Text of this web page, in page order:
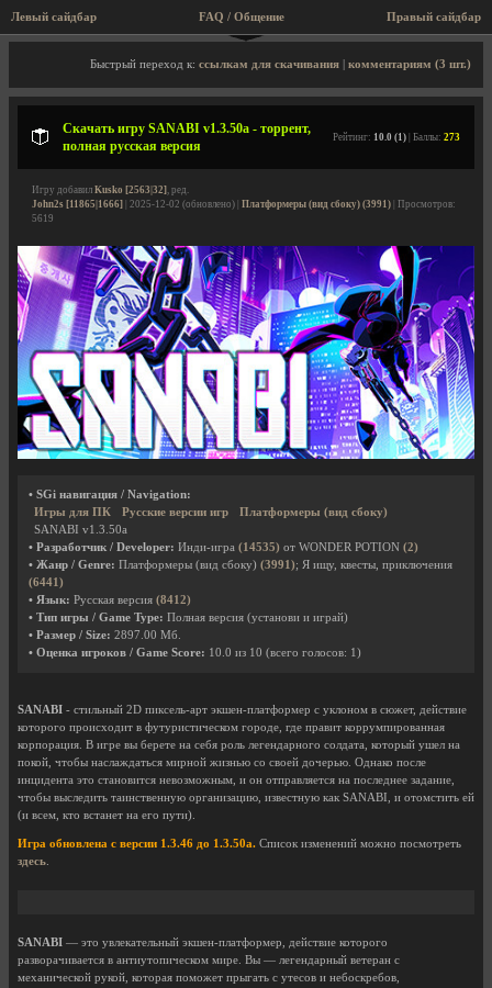
Левый сайдбар Правый сайдбар
FAQ / Общение
Описание игры, торрент, скриншоты, видео
Быстрый переход к: ссылкам для скачивания комментариям (3 шт.)
Скачать игру SANABI v1.3.50a - торрент,
полная русская версия
Рейтинг: 10.0 (1) | Баллы: 273
Игру добавил Kusko [2563|32], ред.
John2s [11865|1666] | 2025-12-02 (обновлено) | Платформеры (вид сбоку) (3991) | Просмотров:
5619
• SGi навигация / Navigation:
Игры для ПК
Русские версии игр
Платформеры (вид сбоку)
SANABI v1.3.50a
• Разработчик / Developer: Инди-игра (14535) от WONDER POTION (2)
• Жанр / Genre: Платформеры (вид сбоку) (3991); Я ищу, квесты, приключения
(6441)
• Язык: Русская версия (8412)
• Тип игры / Game Type: Полная версия (установи и играй)
• Размер / Size: 2897.00 Мб.
• Оценка игроков / Game Score: 10.0 из 10 (всего голосов: 1)
SANABI - стильный 2D пиксель-арт экшен-платформер с уклоном в сюжет, действие
которого происходит в футуристическом городе, где правит коррумпированная
корпорация. В игре вы берете на себя роль легендарного солдата, который ушел на
покой, чтобы наслаждаться мирной жизнью со своей дочерью. Однако после
инцидента это становится невозможным, и он отправляется на последнее задание,
чтобы выследить таинственную организацию, известную как SANABI, и отомстить ей
(и всем, кто встанет на его пути).
Игра обновлена с версии 1.3.46 до 1.3.50a. Список изменений можно посмотреть
здесь.
SANABI — это увлекательный экшен-платформер, действие которого
разворачивается в антиутопическом мире. Вы — легендарный ветеран с
механической рукой, которая поможет прыгать с утесов и небоскребов,